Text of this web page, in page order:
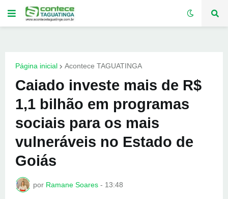
Página inicial Acontece TAGUATINGA
Caiado investe mais de R$
1,1 bilhão em programas
sociais para os mais
vulneráveis no Estado de
Goiás
por Ramane Soares - 13:48